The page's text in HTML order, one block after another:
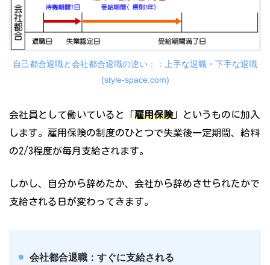
自己都合退職と会社都合退職の違い：：上手な退職・下手な退職
(style-space.com)
会社員として働いていると「雇用保険」というものに加入
します。雇用保険の制度のひとつで失業後一定期間、給料
の2/3程度が毎月支給されます。
しかし、自分から辞めたか、会社から辞めさせられたかで
支給される日が変わってきます。
会社都合退職：すぐに支給される